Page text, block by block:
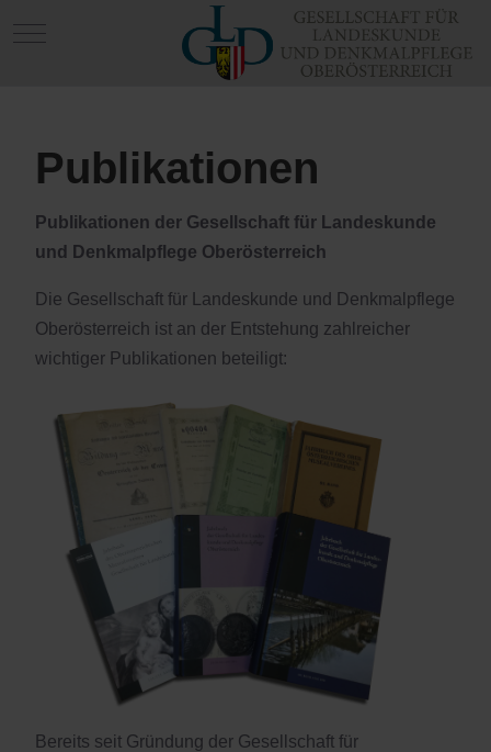
Mobile Menu Toggle
Publikationen
Publikationen der Gesellschaft für Landeskunde
und Denkmalpflege Oberösterreich
Die Gesellschaft für Landeskunde und Denkmalpflege
Oberösterreich ist an der Entstehung zahlreicher
wichtiger Publikationen beteiligt:
Bereits seit Gründung der Gesellschaft für